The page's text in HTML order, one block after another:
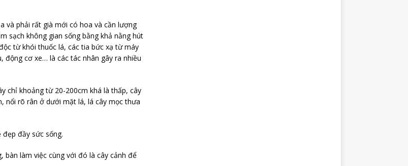
và phải rất già mới có hoa và cần lượng
sạch không gian sống bằng khả nằng hút
từ khói thuốc lá, các tia bức xạ từ máy
cơ xe… là các tác nhân gây ra nhiều
chỉ khoảng từ 20-200cm khá là thấp, cây
nổi rõ rân ở dưới mặt lá, lá cây mọc thưa
đầy sức sống.
làm việc cùng với đó là cây cảnh để